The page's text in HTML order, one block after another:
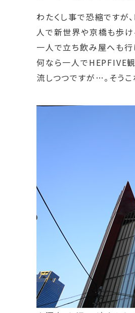
わたくし事で恐縮ですが
人で新世界や京橋も歩け
一人で立ち飲み屋へも行
何なら一人でHEPFIVE観
流しつつですが…。そうこ